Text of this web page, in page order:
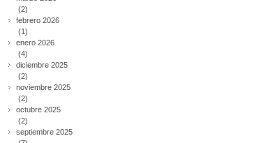
(2)
febrero 2026
(1)
enero 2026
(4)
diciembre 2025
(2)
noviembre 2025
(2)
octubre 2025
(2)
septiembre 2025